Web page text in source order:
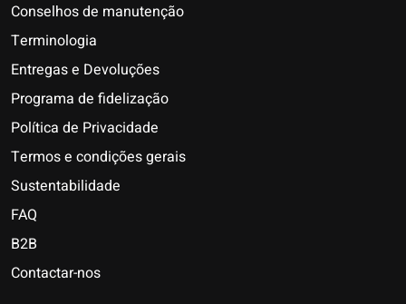
Conselhos de manutenção
Terminologia
Entregas e Devoluções
Programa de fidelização
Política de Privacidade
Termos e condições gerais
Sustentabilidade
FAQ
B2B
Contactar-nos